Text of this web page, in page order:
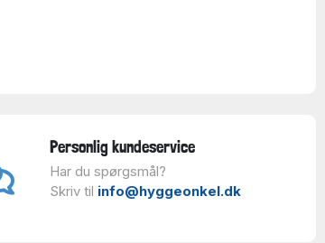
Personlig kundeservice
Har du spørgsmål?
Skriv til info@hyggeonkel.dk